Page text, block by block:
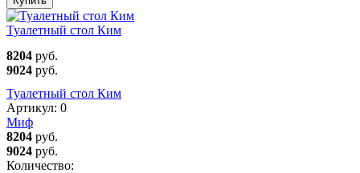
Туалетный стол Ким
8204 руб.
9024 руб.
Туалетный стол Ким
Артикул: 0
Миф
8204 руб.
9024 руб.
Количество: